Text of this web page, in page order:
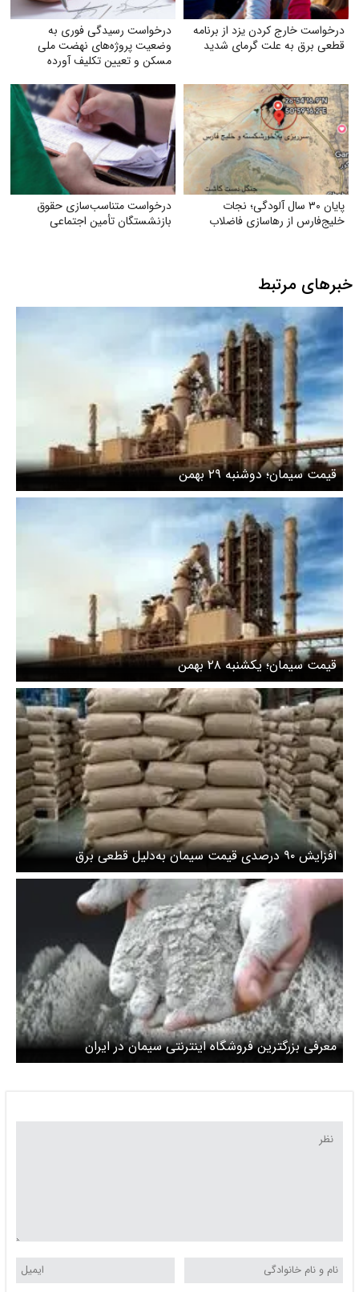
درخواست خارج کردن یزد از برنامه
قطعی برق به علت گرمای شدید
درخواست رسیدگی فوری به
وضعیت پروژه‌های نهضت ملی
مسکن و تعیین تکلیف آورده
پایان ۳۰ سال آلودگی؛ نجات
خلیج‌فارس از رهاسازی فاضلاب
درخواست متناسب‌سازی حقوق
بازنشستگان تأمین اجتماعی
خبرهای مرتبط
قیمت سیمان؛ دوشنبه ۲۹ بهمن
قیمت سیمان؛ یکشنبه ۲۸ بهمن
افزایش ۹۰ درصدی قیمت سیمان به‌دلیل قطعی برق
معرفی بزرگترین فروشگاه اینترنتی سیمان در ایران